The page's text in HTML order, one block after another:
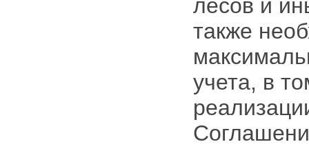
лесов и
также
учета, в